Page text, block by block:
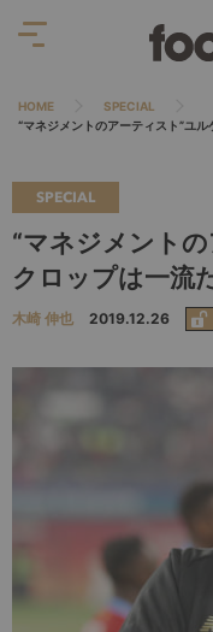
HOME
SPECIAL
“マネジメントのアーティスト”ユ
SPECIAL
“マネジメント
クロップは一流
木崎 伸也 2019.12.26